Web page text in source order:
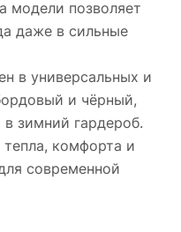
модели позволяет
даже в сильные
в универсальных и
и чёрный,
зимний гардероб.
комфорта и
современной